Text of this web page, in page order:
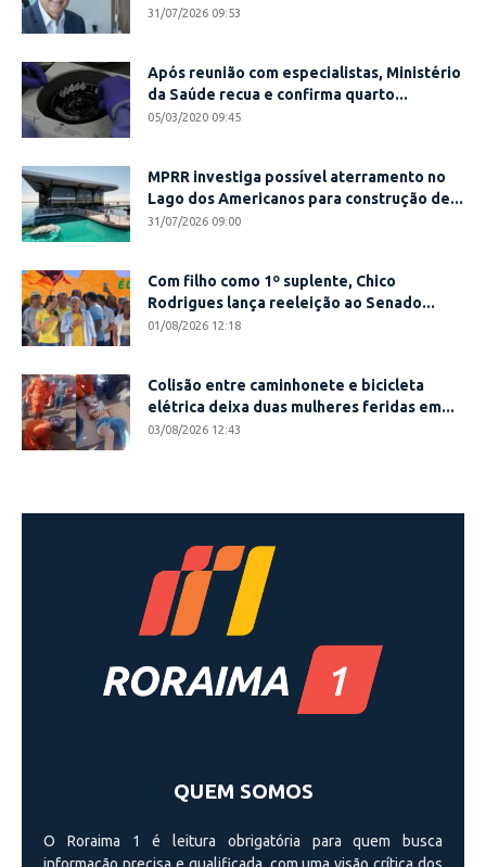
31/07/2026 09:53
Após reunião com especialistas, Ministério
da Saúde recua e confirma quarto...
05/03/2020 09:45
MPRR investiga possível aterramento no
Lago dos Americanos para construção de...
31/07/2026 09:00
Com filho como 1º suplente, Chico
Rodrigues lança reeleição ao Senado...
01/08/2026 12:18
Colisão entre caminhonete e bicicleta
elétrica deixa duas mulheres feridas em...
03/08/2026 12:43
QUEM SOMOS
O Roraima 1 é leitura obrigatória para quem busca